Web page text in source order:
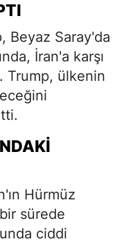
Beyaz Saray'da
İran'a karşı
Trump, ülkenin
Hürmüz
sürede
ciddi